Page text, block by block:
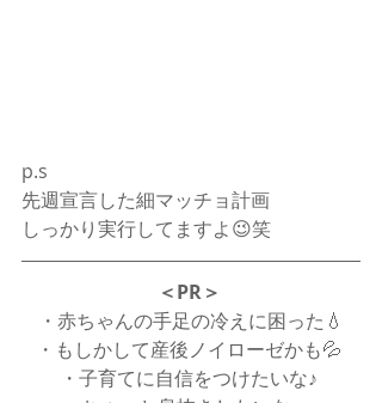
p.s
先週宣言した細マッチョ計画
しっかり実行してますよ😉笑
＜PR＞
・赤ちゃんの手足の冷えに困った💧
・もしかして産後ノイローゼかも💦
・子育てに自信をつけたいな♪